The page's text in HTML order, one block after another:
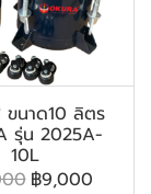
นาด10 ลิตร
รุ่น 2025A-
10L
฿9,000